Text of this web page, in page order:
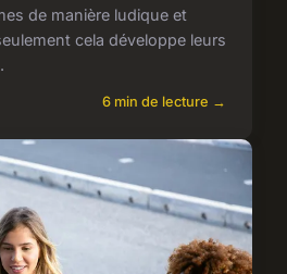
de manière ludique et
cela développe leurs
6 min de lecture →